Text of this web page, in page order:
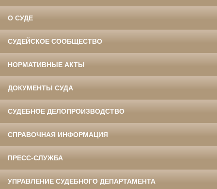
О СУДЕ
СУДЕЙСКОЕ СООБЩЕСТВО
НОРМАТИВНЫЕ АКТЫ
ДОКУМЕНТЫ СУДА
СУДЕБНОЕ ДЕЛОПРОИЗВОДСТВО
СПРАВОЧНАЯ ИНФОРМАЦИЯ
ПРЕСС-СЛУЖБА
УПРАВЛЕНИЕ СУДЕБНОГО ДЕПАРТАМЕНТА